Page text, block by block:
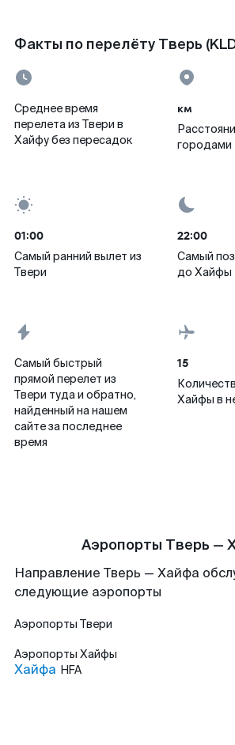
Факты по перелёту Тверь
Среднее время
перелета из Твери в
Хайфу без пересадок
км
городами
01:00
Самый ранний вылет из
Твери
22:00
Самый
до Хайфы
Самый быстрый
прямой перелет из
Твери туда и обратно,
найденный на нашем
сайте за последнее
время
15
Хайфы в
Аэропорты Тверь —
Направление Тверь — Хайфа
следующие аэропорты
Аэропорты Твери
Аэропорты Хайфы
Хайфа HFA